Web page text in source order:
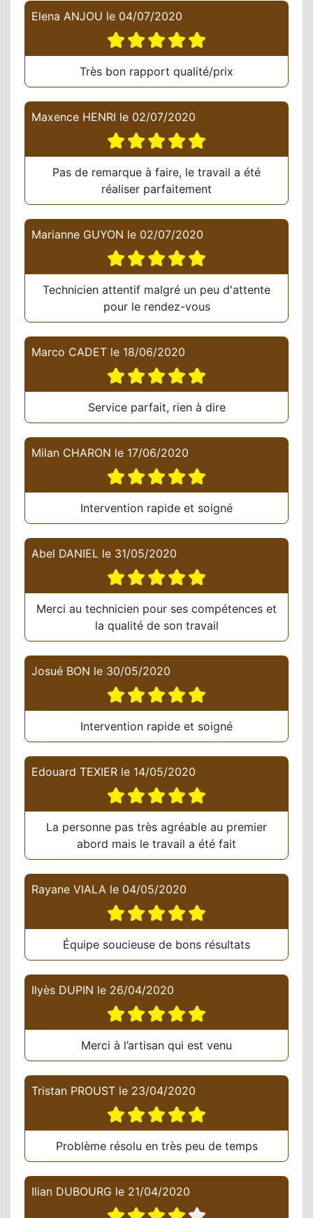
Elena ANJOU le 04/07/2020
Très bon rapport qualité/prix
Maxence HENRI le 02/07/2020
Pas de remarque à faire, le travail a été
réaliser parfaitement
Marianne GUYON le 02/07/2020
Technicien attentif malgré un peu d'attente
pour le rendez-vous
Marco CADET le 18/06/2020
Service parfait, rien à dire
Milan CHARON le 17/06/2020
Intervention rapide et soigné
Abel DANIEL le 31/05/2020
Merci au technicien pour ses compétences et
la qualité de son travail
Josué BON le 30/05/2020
Intervention rapide et soigné
Edouard TEXIER le 14/05/2020
La personne pas très agréable au premier
abord mais le travail a été fait
Rayane VIALA le 04/05/2020
Équipe soucieuse de bons résultats
Ilyès DUPIN le 26/04/2020
Merci à l’artisan qui est venu
Tristan PROUST le 23/04/2020
Problème résolu en très peu de temps
Ilian DUBOURG le 21/04/2020